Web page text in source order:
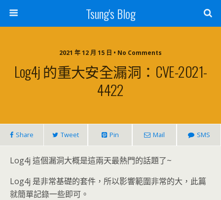
Tsung's Blog
2021 年 12 月 15 日 • No Comments
Log4j 的重大安全漏洞：CVE-2021-
4422
Share Tweet Pin Mail SMS
Log4j 這個漏洞大概是這兩天最熱門的話題了~
Log4j 是非常基礎的套件，所以影響範圍非常的大，此篇
就簡單記錄一些即可。